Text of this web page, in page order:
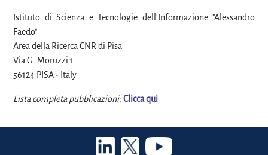
Istituto di Scienza e Tecnologie dell'Informazione "Alessandro
Faedo"
Area della Ricerca CNR di Pisa
Via G. Moruzzi 1
56124 PISA - Italy
Lista completa pubblicazioni:Clicca qui